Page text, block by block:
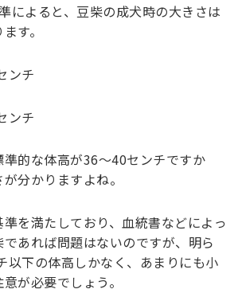
によると、豆柴の成犬時の大きさは
す。
ンチ
ンチ
準的な体高が36～40センチですか
分かりますよね。
を満たしており、血統書などによっ
あれば問題はないのですが、明ら
以下の体高しかなく、あまりにも小
が必要でしょう。